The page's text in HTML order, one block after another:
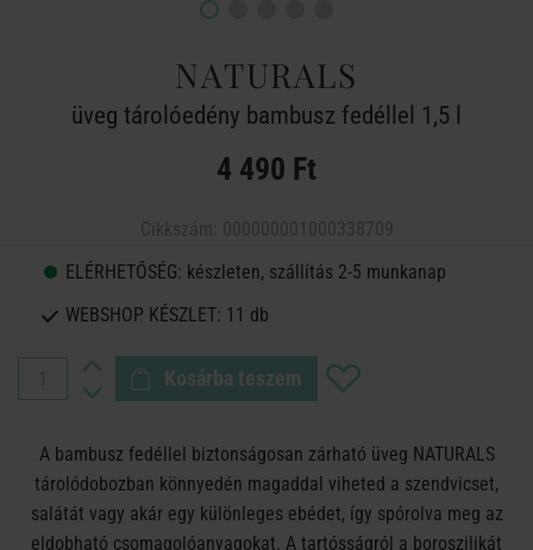
NATURALS
üveg tárolóedény bambusz fedéllel 1,5 l
4 490 Ft
ELÉRHETŐSÉG: készleten, szállítás 2-5 munkanap
WEBSHOP KÉSZLET: 11 db
Kosárba teszem
A bambusz fedéllel biztonságosan zárható üveg NATURALS
tárolódobozban könnyedén magaddal viheted a szendvicset,
salátát vagy akár egy különleges ebédet, így spórolva meg az
eldobható csomagolóanyagokat. A tartósságról a boroszilikát